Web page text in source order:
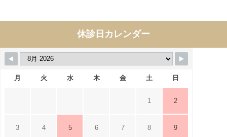
休診日カレンダー
月 火 水 木 金 土 日
1 2
3 4 5 6 7 8 9